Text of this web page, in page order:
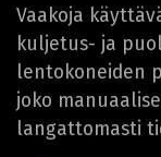
Vaakoja
kuljetus- ja
lentokoneiden
joko
langattomasti